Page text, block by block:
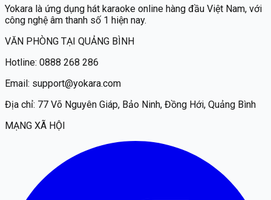
Yokara là ứng dụng hát karaoke online hàng đầu Việt Nam, với
công nghệ âm thanh số 1 hiện nay.
VĂN PHÒNG TẠI QUẢNG BÌNH
Hotline: 0888 268 286
Email: support@yokara.com
Địa chỉ: 77 Võ Nguyên Giáp, Bảo Ninh, Đồng Hới, Quảng Bình
MẠNG XÃ HỘI